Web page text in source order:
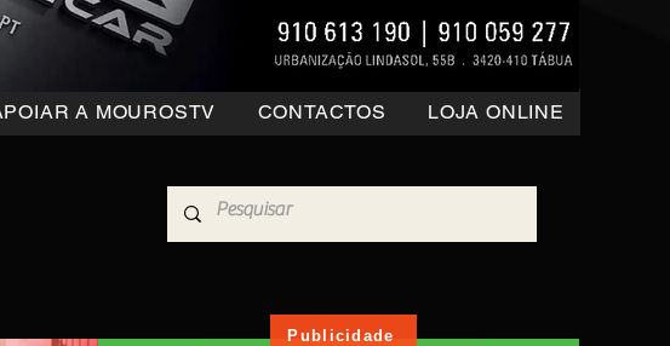
A MOUROSTV CONTACTOS LOJA ONLINE
Publicidade